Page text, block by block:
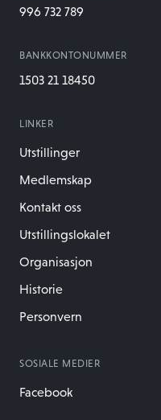
996 732 789
BANKKONTONUMMER
1503 21 18450
LINKER
Utstillinger
Medlemskap
Kontakt oss
Utstillingslokalet
Organisasjon
Historie
Personvern
SOSIALE MEDIER
Facebook